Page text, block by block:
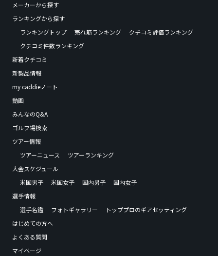
メーカーから探す
ランキングから探す
ランキングトップ
売れ筋ランキング
クチコミ評価ランキング
クチコミ件数ランキング
新着クチコミ
新製品情報
my caddieノート
動画
みんなのQ&A
ゴルフ場検索
ツアー情報
ツアーニュース
ツアーランキング
大会スケジュール
米国男子
米国女子 国内男子
国内女子
選手情報
選手名鑑
フォトギャラリー
トッププロのギアセッティング
はじめての方へ
よくある質問
マイページ